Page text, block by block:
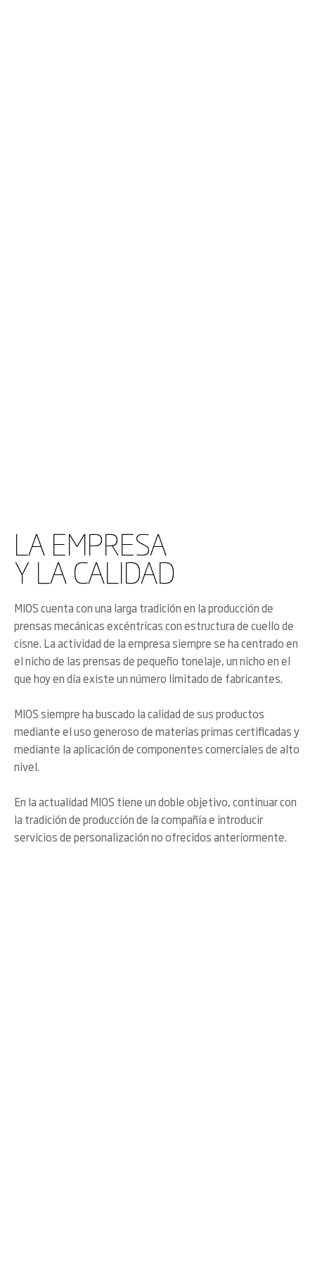
LA EMPRESA
Y LA CALIDAD
MIOS cuenta con una larga tradición en la producción de
prensas mecánicas excéntricas con estructura de cuello de
cisne. La actividad de la empresa siempre se ha centrado en
el nicho de las prensas de pequeño tonelaje, un nicho en el
que hoy en día existe un número limitado de fabricantes.
MIOS siempre ha buscado la calidad de sus productos
mediante el uso generoso de materias primas certificadas y
mediante la aplicación de componentes comerciales de alto
nivel.
En la actualidad MIOS tiene un doble objetivo, continuar con
la tradición de producción de la compañía e introducir
servicios de personalización no ofrecidos anteriormente.